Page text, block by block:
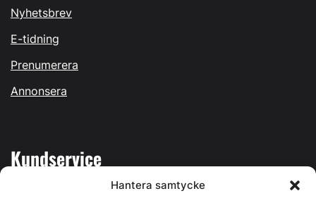
Hantera samtycke
Nyhetsbrev
E-tidning
Prenumerera
Annonsera
Kundservice